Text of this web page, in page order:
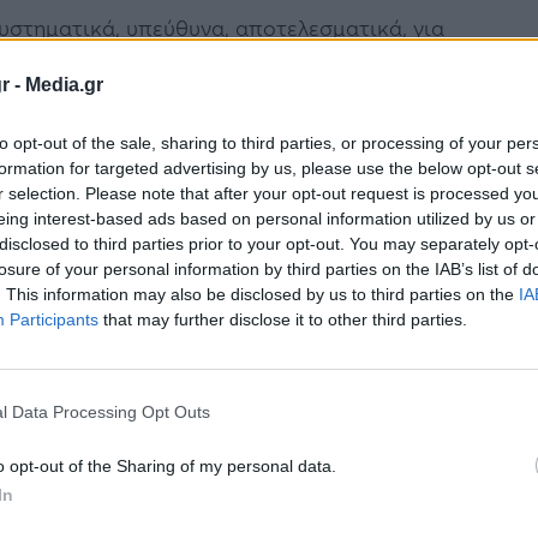
- Media.gr
opt-out of the sale, sharing to third parties, or processing of your
for targeted advertising by us, please use the below opt-out
selection. Please note that after your opt-out request is processed
interest-based ads based on personal information utilized by us
to third parties prior to your opt-out. You may separately
of your personal information by third parties on the IAB’s list of
This information may also be disclosed by us to third parties on the
Participants that may further disclose it to other third parties.
Data Processing Opt Outs
opt-out of the Sharing of my personal data.
υπεύθυνα, αποτελεσματικά, για
της επιστροφής και επανένωσης των Γλυπτών
διαπραγμάτευση που δημοσιοποιείται
μέσο. Αξιοποιούμε τον διάλογο και την
κοινότητας για το δίκαιο του